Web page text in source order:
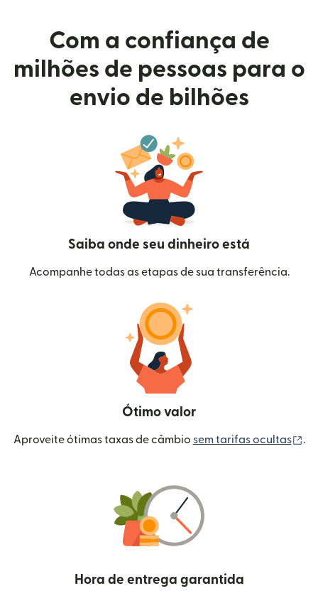
Com a confiança de
milhões de pessoas para o
envio de bilhões
Saiba onde seu dinheiro está
Acompanhe todas as etapas de sua transferência.
Ótimo valor
Aproveite ótimas taxas de câmbio sem tarifas ocultas .
Hora de entrega garantida